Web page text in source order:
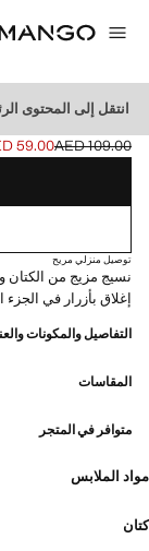
انتقل إلى المحتوى
قميص بكم قصير
السعر الأول محذوف [AED 109.00 ]
AED 109.00
السعر الحالي [AED 59.00 ]59.00
حدد اللون
توصيل منزلي مريح
نسيج مزيج من
إغلاق بأزرار في
التفاصيل والمكونات
المقاسات
متوافر في المتجر
مواد الملابس
كتان